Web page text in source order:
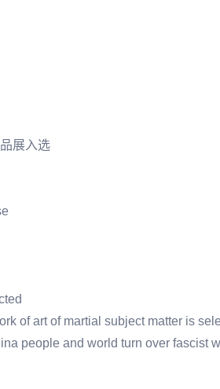
展入选
of art of martial subject matter is
people and world turn over fascist